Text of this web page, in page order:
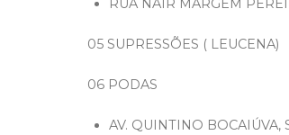
RUA NAIR MARGEM
05 SUPRESSÕES ( LEUCENA)
06 PODAS
AV. QUINTINO BOCAIÚVA,